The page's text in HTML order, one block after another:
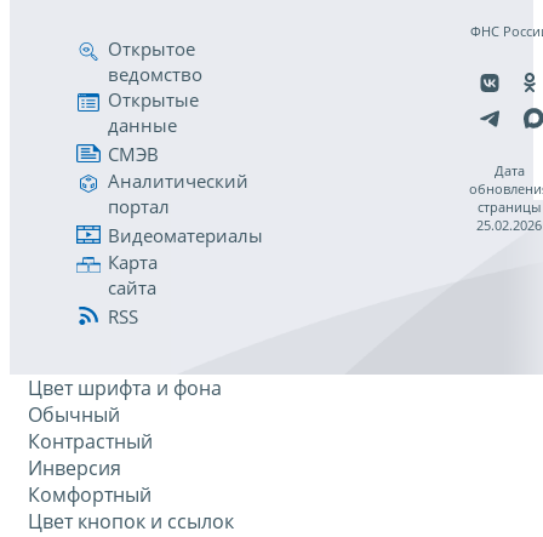
Открытое
ведомство
Открытые
данные
СМЭВ
Аналитический
портал
Видеоматериалы
Карта
сайта
RSS
ФНС
Дата
страницы
25.02.2026
Цвет шрифта и фона
Обычный
Контрастный
Инверсия
Комфортный
Цвет кнопок и ссылок